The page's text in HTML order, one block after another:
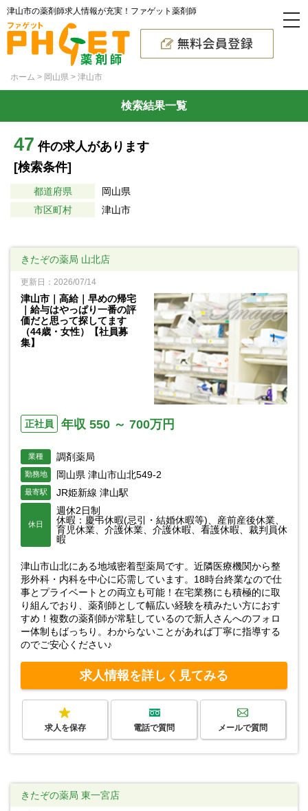
津山市の薬剤師求人情報が充実！ファゲット薬剤師
ホーム 岡山県 津山市
検索結果一覧
47 件の求人があります
[検索条件]
都道府県
岡山県
市区町村
津山市
きたぞの薬局 山北店
更新日：2026/07/14
津山市｜高給｜早めの帰宅
｜給与はやっぱり一番の評
価だと思って探してます
（44歳・女性）【社員募
集】
正社員 年収 550 ～ 700万円
業種 調剤薬局
勤務地 岡山県 津山市山北549-2
最寄駅 JR姫新線 津山駅
休日
週休2日制
休暇：慶弔休暇(忌引・結婚休暇等)、産前産後休業、
育児休業、介護休業、介護休暇、看護休暇、裁判員休
暇
津山市山北にある地域密着型薬局です。近隣医療機関から整
形外科・内科を中心に応需しています。18時台終業なので仕
事とプライベートとの両立も可能！在宅業務にも積極的に取
り組んでおり、薬剤師として幅広い経験を積みたい方におす
すめ！複数の薬剤師が常駐しているので新人さんへのフォロ
ー体制もばっちり。わからないことがあれば丁寧に指導する
のでご安心ください♪
求人情報を詳しく見てみる
求人を保存 電話で質問 メールで質問
きたぞの薬局 東一宮店